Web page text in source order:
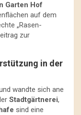
Garten Hof
auf dem
„Rasen-
zur
in der
wandte sich ane
Stadtgärtnerei,
sind eine